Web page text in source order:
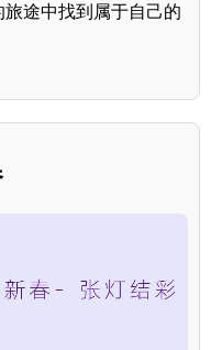
途中找到属于自己的